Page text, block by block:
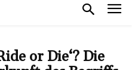
or Die‘? Die